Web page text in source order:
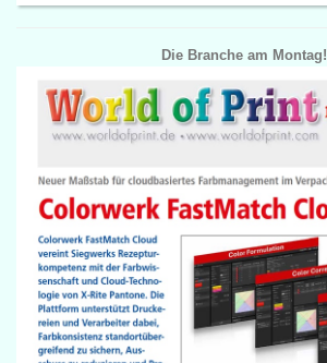
Die Branche am Montag!